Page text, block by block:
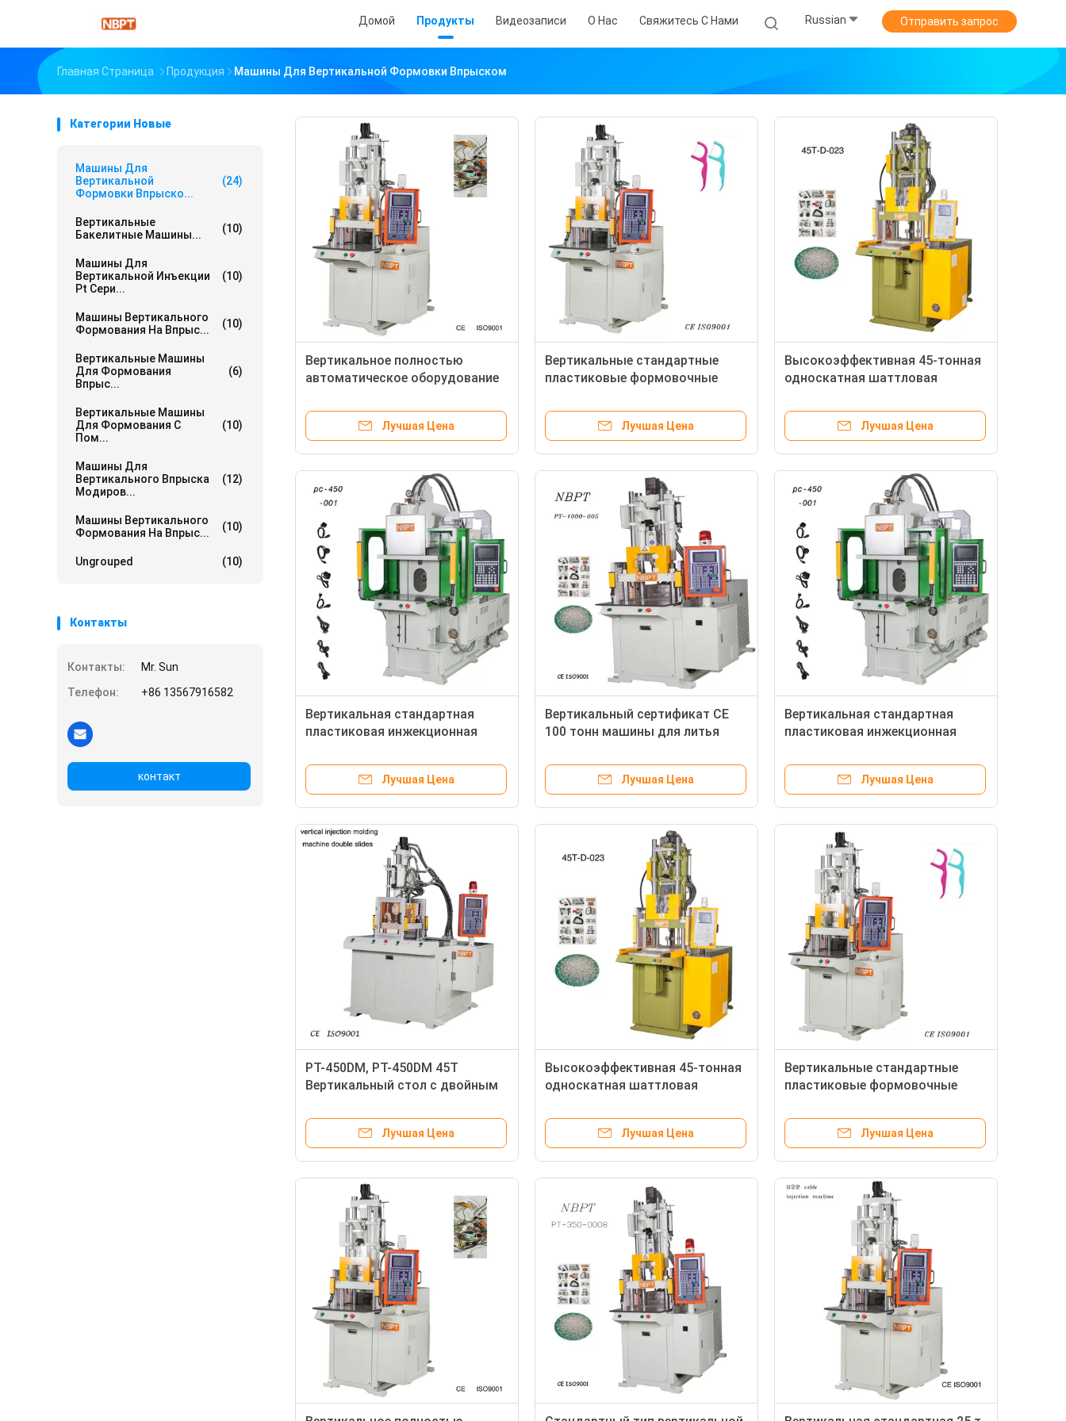
Домой Продукты Видеозаписи О Нас Свяжитесь С Нами Russian Отправить запрос
Главная Страница Продукция Машины Для Вертикальной Формовки Впрыском
Категории Новые
Машины Для
Вертикальной
Формовки Впрыско...
(24)
Вертикальные
Бакелитные Машины...
(10)
Машины Для
Вертикальной Инъекции
Pt Сери...
(10)
Машины Вертикального
Формования На Впрыс...
(10)
Вертикальные Машины
Для Формования
Впрыс...
(6)
Вертикальные Машины
Для Формования С
Пом...
(10)
Машины Для
Вертикального Впрыска
Модиров...
(12)
Машины Вертикального
Формования На Впрыс...
(10)
Ungrouped (10)
Контакты
Контакты:
Mr. Sun
Телефон:
+86 13567916582
контакт
Вертикальное полностью
автоматическое оборудование
пластиковым замком
Лучшая Цена
Вертикальные стандартные
пластиковые формовочные
формования для зубной нитки
Лучшая Цена
Высокоэффективная 45-тонная
односкатная шаттловая
инжекционная литья
Лучшая Цена
Вертикальная стандартная
пластиковая инжекционная
электрической розетки
Лучшая Цена
Вертикальный сертификат CE
100 тонн машины для литья
PT-1000
Лучшая Цена
Вертикальная стандартная
пластиковая инжекционная
электрической розетки
Лучшая Цена
PT-450DM, PT-450DM 45T
Вертикальный стол с двойным
пластиковая инъекционная
Лучшая Цена
Высокоэффективная 45-тонная
односкатная шаттловая
инжекционная литья
Лучшая Цена
Вертикальные стандартные
пластиковые формовочные
формования для зубной нитки
Лучшая Цена